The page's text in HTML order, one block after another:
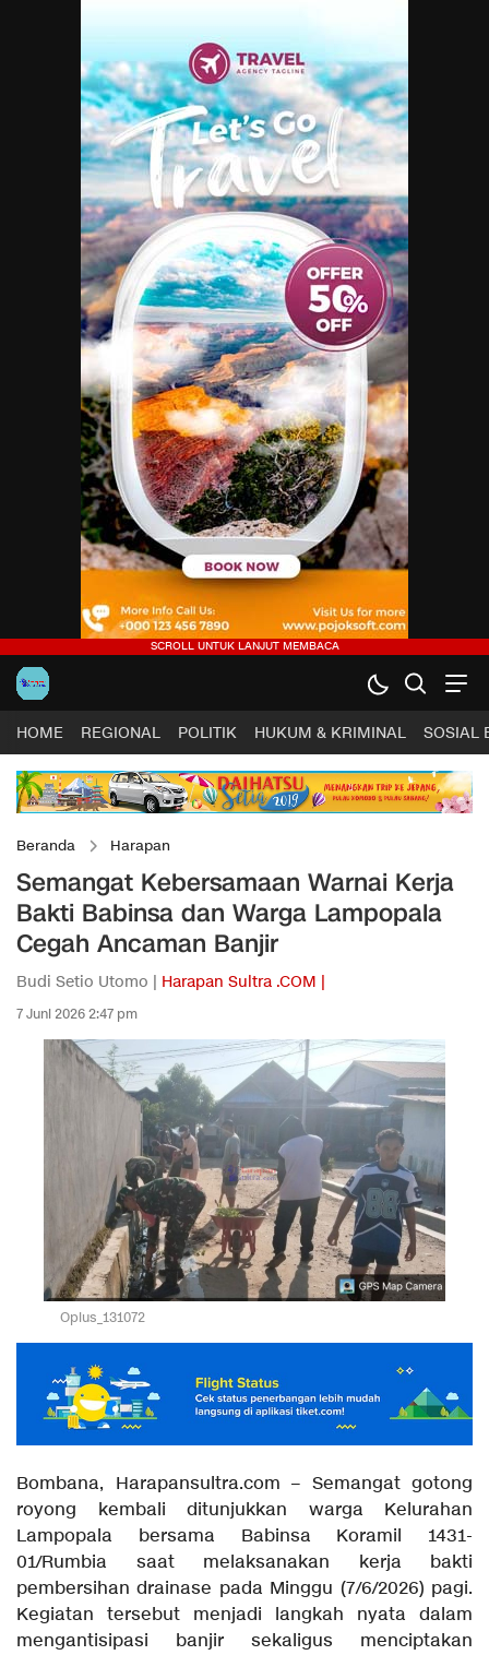
HOME REGIONAL POLITIK HUKUM & KRIMINAL SOSIAL
Beranda Harapan
Semangat Kebersamaan Warnai Kerja
Bakti Babinsa dan Warga Lampopala
Cegah Ancaman Banjir
Budi Setio Utomo | Harapan Sultra .COM |
7 Juni 2026 2:47 pm
Oplus_131072
Bombana, Harapansultra.com – Semangat gotong
royong kembali ditunjukkan warga Kelurahan
Lampopala bersama Babinsa Koramil 1431-
01/Rumbia saat melaksanakan kerja bakti
pembersihan drainase pada Minggu (7/6/2026) pagi.
Kegiatan tersebut menjadi langkah nyata dalam
mengantisipasi banjir sekaligus menciptakan